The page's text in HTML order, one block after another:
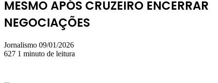
MESMO APÓS CRUZEIRO ENCERRAR
NEGOCIAÇÕES
Jornalismo Mande
um
09/01/2026
627 1 minuto de leitura